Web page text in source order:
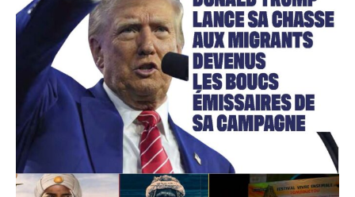
Accès gratuit
Gratuit /accès limité
Quelques articles